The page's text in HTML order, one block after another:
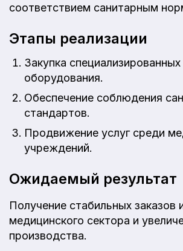
соответствием санитарным
Этапы реализации
Закупка
оборудования.
Обеспечение соблюдения
стандартов.
Продвижение услуг среди
учреждений.
Ожидаемый результат
Получение стабильных заказов
медицинского сектора и
производства.